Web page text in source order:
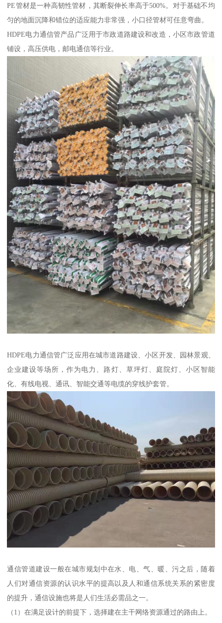
PE管材是一种高韧性管材，其断裂伸长率高于500%。对于基础不均
匀的地面沉降和错位的适应能力非常强，小口径管材可任意弯曲。
HDPE电力通信管产品广泛用于市政道路建设和改造，小区市政管道
铺设，高压供电，邮电通信等行业。
HDPE电力通信管广泛应用在城市道路建设、小区开发、园林景观、
企业建设等场所，作为电力、路灯、草坪灯、庭院灯、小区智能
化、有线电视、通讯、智能交通等电缆的穿线护套管。
通信管道建设一般在城市规划中在水、电、气、暖、污之后，随着
人们对通信资源的认识水平的提高以及人和通信系统关系的紧密度
的提升，通信设施也将是人们生活必需品之一。
（1）在满足设计的前提下，选择建在主干网络资源通过的路由上。